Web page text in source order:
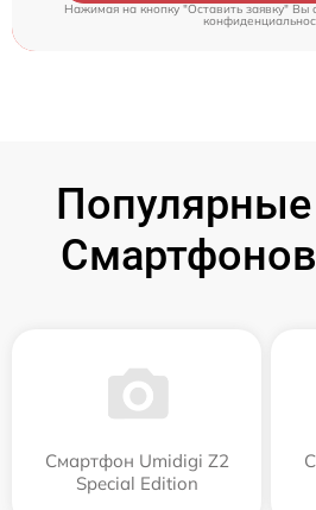
Нажимая на кнопку "Оставить заявку" Вы
Смартфон Umidigi Z2
Special Edition